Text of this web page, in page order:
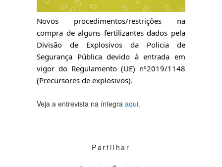
Novos procedimentos/restrições na
compra de alguns fertilizantes dados pela
Divisão de Explosivos da Policia de
Segurança Pública devido à entrada em
vigor do Regulamento (UE) nº2019/1148
(Precursores de explosivos).
Veja a entrevista na íntegra aqui.
Partilhar